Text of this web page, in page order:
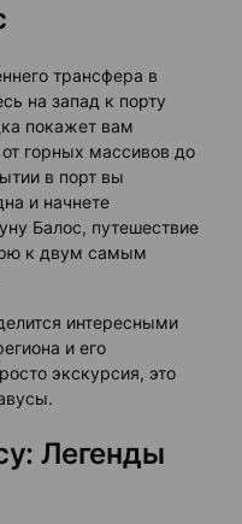
трансфера в
на запад к порту
покажет вам
от горных массивов до
в порт вы
и начнете
Балос, путешествие
к двум самым
интересными
и его
экскурсия, это
.
Легенды